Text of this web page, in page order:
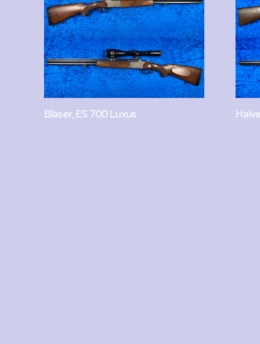
Blaser, ES 700 Luxus